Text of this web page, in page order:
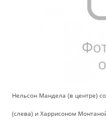
Нельсон Мандела (в центре)
(слева) и Харрисоном